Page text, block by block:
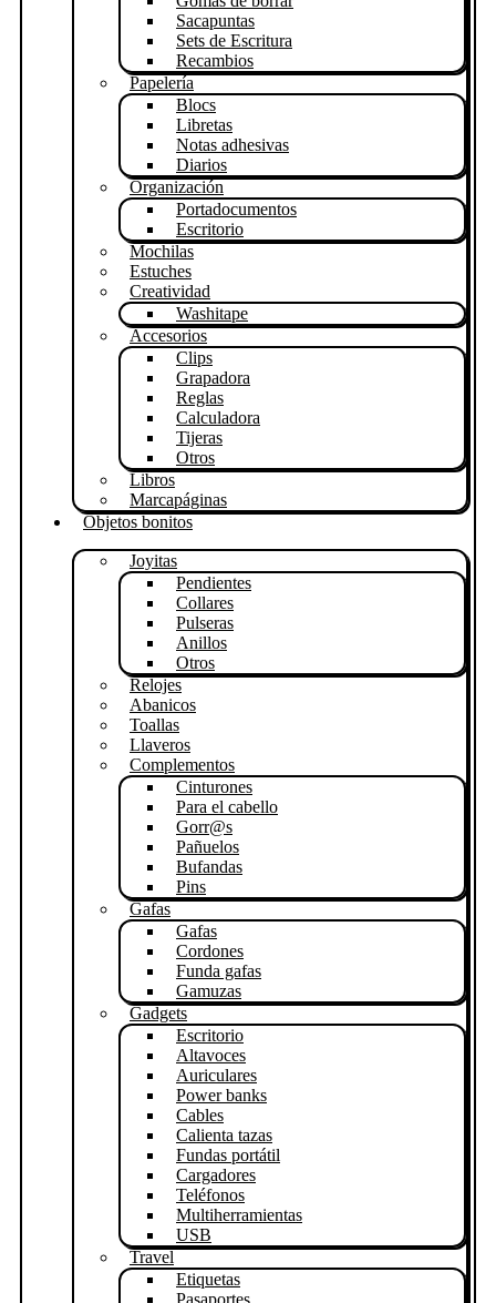
Sacapuntas
Sets de Escritura
Recambios
Papelería
Blocs
Libretas
Notas adhesivas
Diarios
Organización
Portadocumentos
Escritorio
Mochilas
Estuches
Creatividad
Washitape
Accesorios
Clips
Grapadora
Reglas
Calculadora
Tijeras
Otros
Libros
Marcapáginas
Objetos bonitos
Joyitas
Pendientes
Collares
Pulseras
Anillos
Otros
Relojes
Abanicos
Toallas
Llaveros
Complementos
Cinturones
Para el cabello
Gorr@s
Pañuelos
Bufandas
Pins
Gafas
Gafas
Cordones
Funda gafas
Gamuzas
Gadgets
Escritorio
Altavoces
Auriculares
Power banks
Cables
Calienta tazas
Fundas portátil
Cargadores
Teléfonos
Multiherramientas
USB
Travel
Etiquetas